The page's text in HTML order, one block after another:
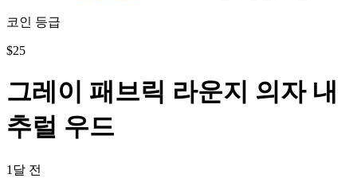
코인 등급
$25
그레이 패브릭 라운지 의자 내
추럴 우드
1달 전